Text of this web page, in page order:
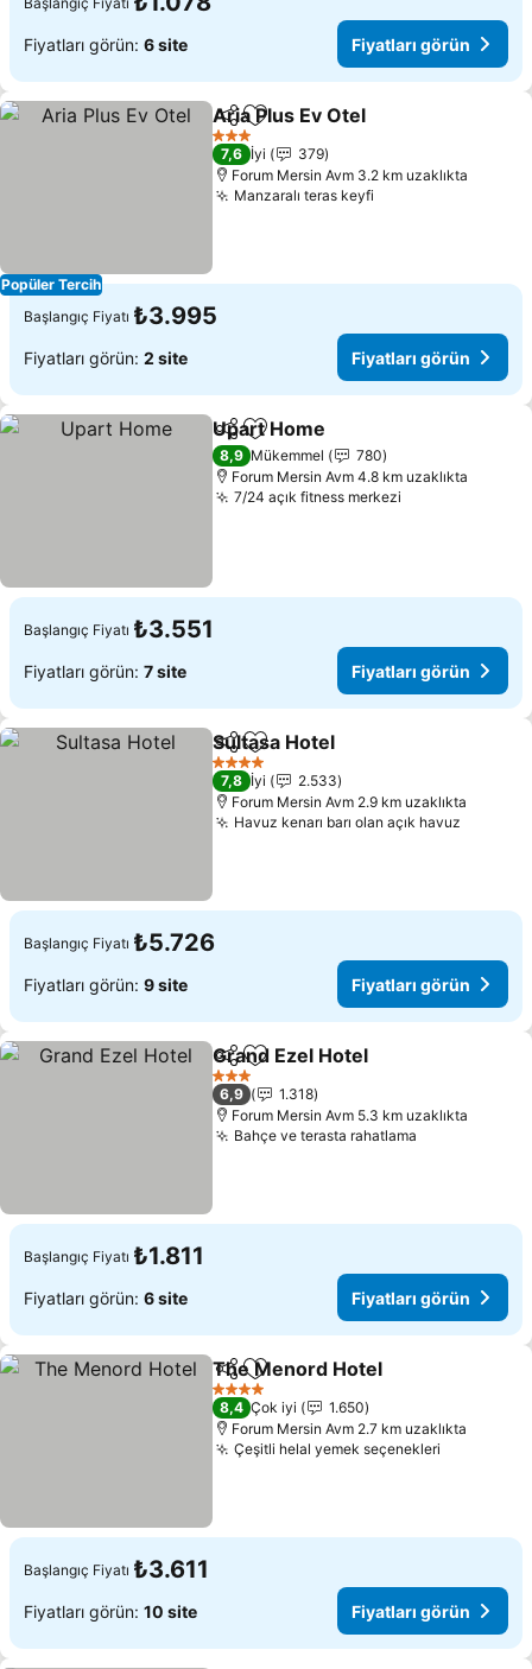
Fiyatları görün: 6 site Fiyatları görün
Popüler Tercih
PaylaşFavorilerime ekle
Aria Plus Ev Otel
3 Yıldız
7,6 İyi
379
Forum Mersin Avm 3.2 km uzaklıkta
Manzaralı teras keyfi
Başlangıç Fiyatı ₺3.995
Fiyatları görün: 2 site Fiyatları görün
PaylaşFavorilerime ekle
Upart Home
8,9 Mükemmel
780
Forum Mersin Avm 4.8 km uzaklıkta
7/24 açık fitness merkezi
Başlangıç Fiyatı ₺3.551
Fiyatları görün: 7 site Fiyatları görün
PaylaşFavorilerime ekle
Sultasa Hotel
4 Yıldız
7,8 İyi
2.533
Forum Mersin Avm 2.9 km uzaklıkta
Havuz kenarı barı olan açık havuz
Başlangıç Fiyatı ₺5.726
Fiyatları görün: 9 site Fiyatları görün
PaylaşFavorilerime ekle
Grand Ezel Hotel
3 Yıldız
6,9
1.318
Forum Mersin Avm 5.3 km uzaklıkta
Bahçe ve terasta rahatlama
Başlangıç Fiyatı ₺1.811
Fiyatları görün: 6 site Fiyatları görün
PaylaşFavorilerime ekle
The Menord Hotel
4 Yıldız
8,4 Çok iyi
1.650
Forum Mersin Avm 2.7 km uzaklıkta
Çeşitli helal yemek seçenekleri
Başlangıç Fiyatı ₺3.611
Fiyatları görün: 10 site Fiyatları görün